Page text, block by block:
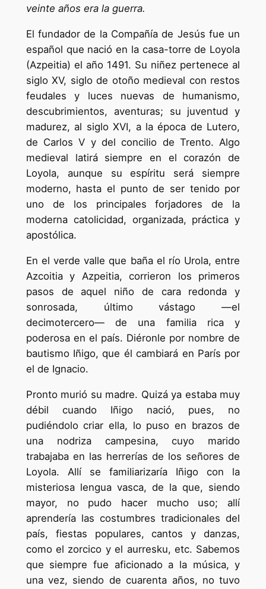
veinte años era la guerra.
El fundador de la Compañía de Jesús fue un
español que nació en la casa-torre de Loyola
(Azpeitia) el año 1491. Su niñez pertenece al
siglo XV, siglo de otoño medieval con restos
feudales y luces nuevas de humanismo,
descubrimientos, aventuras; su juventud y
madurez, al siglo XVI, a la época de Lutero,
de Carlos V y del concilio de Trento. Algo
medieval latirá siempre en el corazón de
Loyola, aunque su espíritu será siempre
moderno, hasta el punto de ser tenido por
uno de los principales forjadores de la
moderna catolicidad, organizada, práctica y
apostólica.
En el verde valle que baña el río Urola, entre
Azcoitia y Azpeitia, corrieron los primeros
pasos de aquel niño de cara redonda y
sonrosada, último vástago —el
decimotercero— de una familia rica y
poderosa en el país. Diéronle por nombre de
bautismo Iñigo, que él cambiará en París por
el de Ignacio.
Pronto murió su madre. Quizá ya estaba muy
débil cuando Iñigo nació, pues, no
pudiéndolo criar ella, lo puso en brazos de
una nodriza campesina, cuyo marido
trabajaba en las herrerías de los señores de
Loyola. Allí se familiarizaría Iñigo con la
misteriosa lengua vasca, de la que, siendo
mayor, no pudo hacer mucho uso; allí
aprendería las costumbres tradicionales del
país, fiestas populares, cantos y danzas,
como el zorcico y el aurresku, etc. Sabemos
que siempre fue aficionado a la música, y
una vez, siendo de cuarenta años, no tuvo